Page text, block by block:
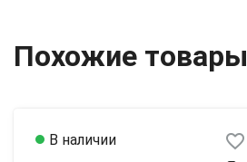
Похожие товары
favorite_border
В наличии